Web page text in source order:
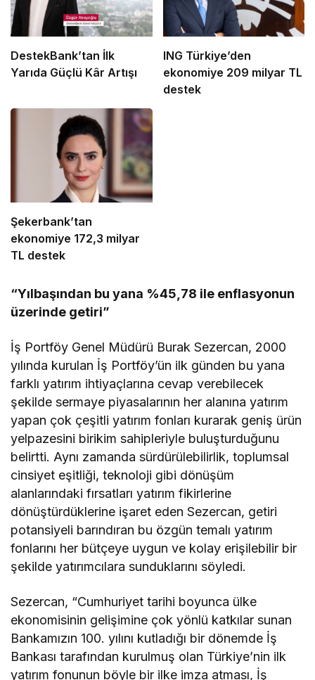
DestekBank’tan İlk
Yarıda Güçlü Kâr Artışı
ING Türkiye’den
ekonomiye 209 milyar TL
destek
Şekerbank’tan
ekonomiye 172,3 milyar
TL destek
“Yılbaşından bu yana %45,78 ile enflasyonun
üzerinde getiri”
İş Portföy Genel Müdürü Burak Sezercan, 2000
yılında kurulan İş Portföy’ün ilk günden bu yana
farklı yatırım ihtiyaçlarına cevap verebilecek
şekilde sermaye piyasalarının her alanına yatırım
yapan çok çeşitli yatırım fonları kurarak geniş ürün
yelpazesini birikim sahipleriyle buluşturduğunu
belirtti. Aynı zamanda sürdürülebilirlik, toplumsal
cinsiyet eşitliği, teknoloji gibi dönüşüm
alanlarındaki fırsatları yatırım fikirlerine
dönüştürdüklerine işaret eden Sezercan, getiri
potansiyeli barındıran bu özgün temalı yatırım
fonlarını her bütçeye uygun ve kolay erişilebilir bir
şekilde yatırımcılara sunduklarını söyledi.
Sezercan, “Cumhuriyet tarihi boyunca ülke
ekonomisinin gelişimine çok yönlü katkılar sunan
Bankamızın 100. yılını kutladığı bir dönemde İş
Bankası tarafından kurulmuş olan Türkiye’nin ilk
yatırım fonunun böyle bir ilke imza atması, İş